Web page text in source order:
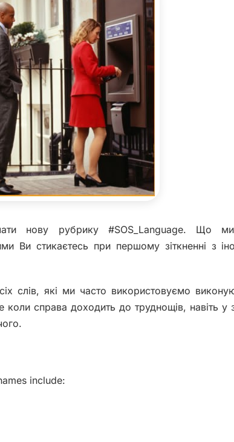
нову рубрику #SOS_Language. Що
Ви стикаєтесь при першому зіткненні з
слів, які ми часто використовуємо
справа доходить до труднощів, навіть у
include: